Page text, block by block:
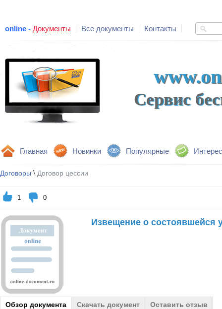
online - Документы Все документы Контакты
Сервис
Главная Новинки Популярные
Договоры \ Договор цессии
1 0
Извещение о состоявшейся
Обзор документа Скачать документ Оставить отзыв